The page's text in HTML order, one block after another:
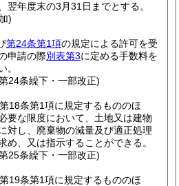
翌年度末の3月31日までとする。
)
第24条第1項の規定による許可を受
申請の際別表第3に定める手数料を
。
24条繰下・一部改正)
18条第1項に規定するもののほ
要な限度において、土地又は建物
対し、廃棄物の減量及び適正処理
め、又は指示することができる。
25条繰下・一部改正)
19条第1項に規定するもののほ